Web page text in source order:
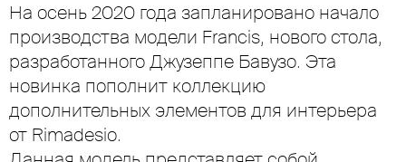
На осень 2020 года запланировано начало
производства модели Francis, нового стола,
разработанного Джузеппе Бавузо. Эта
новинка пополнит коллекцию
дополнительных элементов для интерьера
от Rimadesio.